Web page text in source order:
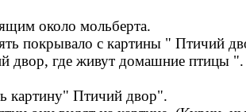
около мольберта.
покрывало с картины " Птичий
двор, где живут домашние птицы ".
картину" Птичий двор".